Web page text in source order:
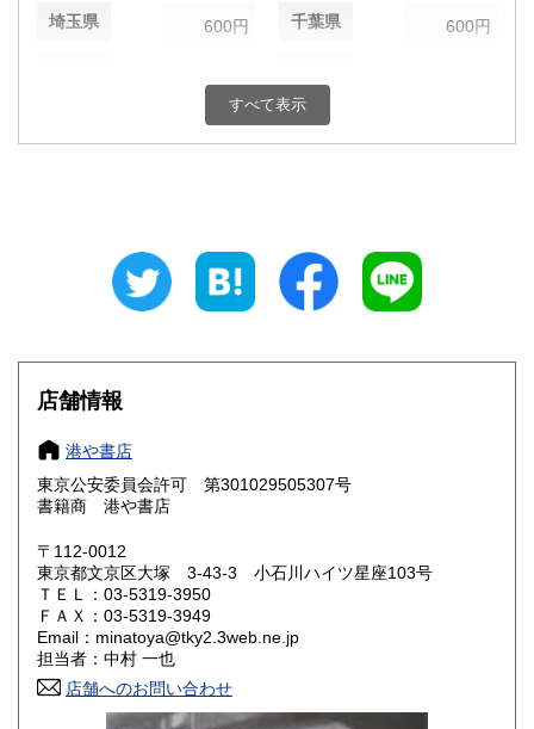
埼玉県 600円 千葉県 600円
600円 富山県
600円 静岡県
奈良県 720円 和歌山県
岡山県 850円 広島県
山口県 850円 徳島県
香川県 850円
すべて表示
店舗情報
港や書店
東京公安委員会許可 第301029505307号
書籍商 港や書店
〒112-0012
東京都文京区大塚 3-43-3 小石川ハイツ星座103号
ＴＥＬ：03-5319-3950
ＦＡＸ：03-5319-3949
Email：minatoya@tky2.3web.ne.jp
担当者：中村 一也
店舗へのお問い合わせ